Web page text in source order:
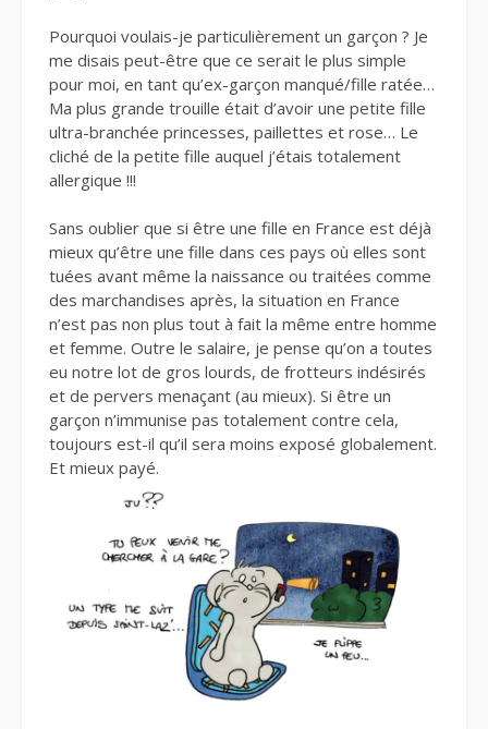
Pourquoi voulais-je particulièrement un garçon ? Je
me disais peut-être que ce serait le plus simple
pour moi, en tant qu’ex-garçon manqué/fille ratée…
Ma plus grande trouille était d’avoir une petite fille
ultra-branchée princesses, paillettes et rose… Le
cliché de la petite fille auquel j’étais totalement
allergique !!!
Sans oublier que si être une fille en France est déjà
mieux qu’être une fille dans ces pays où elles sont
tuées avant même la naissance ou traitées comme
des marchandises après, la situation en France
n’est pas non plus tout à fait la même entre homme
et femme. Outre le salaire, je pense qu’on a toutes
eu notre lot de gros lourds, de frotteurs indésirés
et de pervers menaçant (au mieux). Si être un
garçon n’immunise pas totalement contre cela,
toujours est-il qu’il sera moins exposé globalement.
Et mieux payé.